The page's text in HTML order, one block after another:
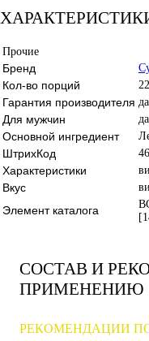
Прочие
Бренд
Кол-во порций 22
Гарантия производителя да
Для мужчин да
Основной ингредиент
ШтрихКод
Характеристики
Вкус
Элемент каталога
СОСТАВ И
ПРИМЕНЕНИЮ
РЕКОМЕНДАЦИИ